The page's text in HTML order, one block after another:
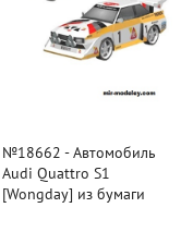
№18662 - Автомобиль
Audi Quattro S1
[Wongday] из бумаги